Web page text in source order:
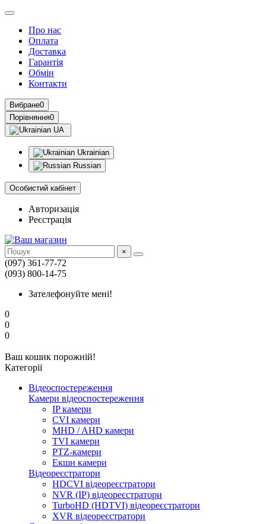
Про нас
Оплата
Доставка
Гарантія
Обмін
Контакти
Вибране0
Порівняння0
UA
Ukrainian
Russian
Особистий кабінет
Авторизація
Реєстрація
×
(097) 361-77-72
(093) 800-14-75
Зателефонуйте мені!
0
0
0
Ваш кошик порожній!
Категорії
Відеоспостереження
Камери відеоспостереження
IP камери
CVI камери
MHD / AHD камери
TVI камери
PTZ-камери
Екшн камери
Відеореєстратори
HDCVI відеореєстратори
NVR (IP) відеореєстратори
TurboHD (HDTVI) відеореєстратори
XVR відеореєстратори